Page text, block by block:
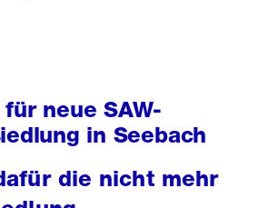
neue SAW-
in Seebach
die nicht mehr